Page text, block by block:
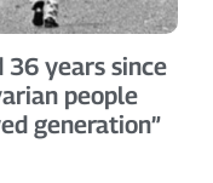
36 years since
people
generation”